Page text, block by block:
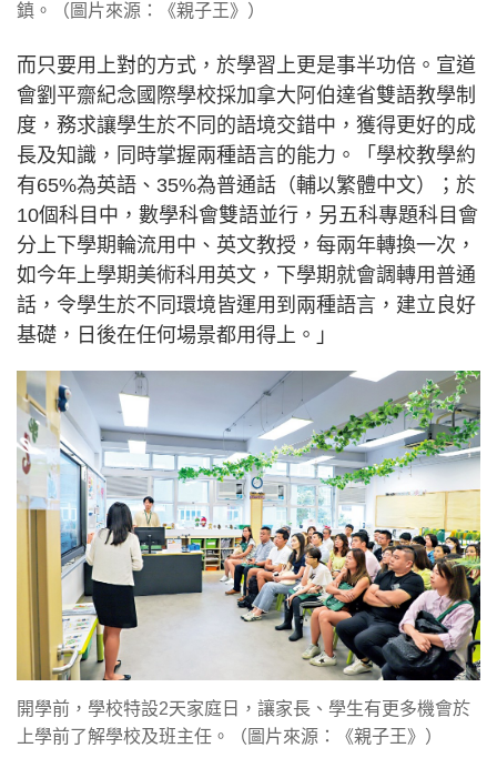
鎮。（圖片來源：《親子王》）
而只要用上對的方式，於學習上更是事半功倍。宣道
會劉平齋紀念國際學校採加拿大阿伯達省雙語教學制
度，務求讓學生於不同的語境交錯中，獲得更好的成
長及知識，同時掌握兩種語言的能力。「學校教學約
有65%為英語、35%為普通話（輔以繁體中文）；於
10個科目中，數學科會雙語並行，另五科專題科目會
分上下學期輪流用中、英文教授，每兩年轉換一次，
如今年上學期美術科用英文，下學期就會調轉用普通
話，令學生於不同環境皆運用到兩種語言，建立良好
基礎，日後在任何場景都用得上。」
開學前，學校特設2天家庭日，讓家長、學生有更多機會於
上學前了解學校及班主任。（圖片來源：《親子王》）